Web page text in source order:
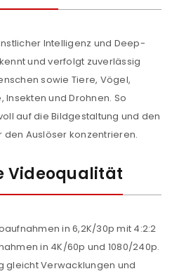
Intelligenz und Deep-
und verfolgt zuverlässig
sowie Tiere, Vögel,
Insekten und Drohnen. So
auf die Bildgestaltung und den
Auslöser konzentrieren.
Videoqualität
in 6,2K/30p mit 4:2:2
in 4K/60p und 1080/240p.
gleicht Verwacklungen und